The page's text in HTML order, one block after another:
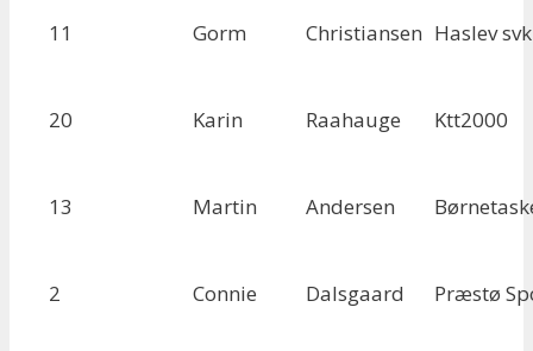
11 Gorm Christiansen Haslev
20 Karin Raahauge Ktt2000
13 Martin Andersen
2 Connie Dalsgaard Præstø